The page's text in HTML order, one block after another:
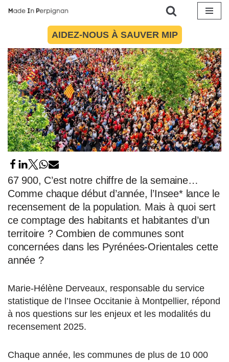
contenu
AIDEZ-NOUS À SAUVER MIP
67 900, C’est notre chiffre de la semaine…
Comme chaque début d’année, l’Insee* lance le
recensement de la population. Mais à quoi sert
ce comptage des habitants et habitantes d’un
territoire ? Combien de communes sont
concernées dans les Pyrénées-Orientales cette
année ?
Marie-Hélène Derveaux, responsable du service
statistique de l’Insee Occitanie à Montpellier, répond
à nos questions sur les enjeux et les modalités du
recensement 2025.
Chaque année, les communes de plus de 10 000